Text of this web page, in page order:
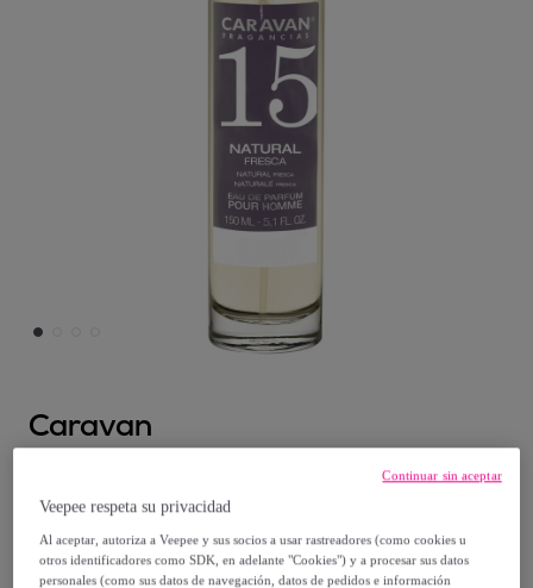
Caravan
Caravan fragancias perfume de hombre
nº15, de 150 ml
Modelo: Caravan fragancias perfume de
hombre nº15, de 150 ml
Veepee respeta su privacidad
Al aceptar, autoriza a Veepee y sus socios a usar rastreadores (como cookies u
otros identificadores como SDK, en adelante "Cookies") y a procesar sus datos
personales (como sus datos de navegación, datos de pedidos e información
Continuar sin aceptar